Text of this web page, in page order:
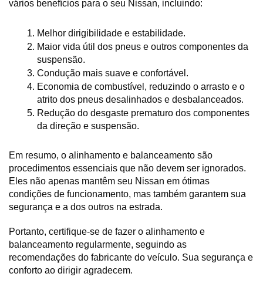
vários benefícios para o seu Nissan, incluindo:
Melhor dirigibilidade e estabilidade.
Maior vida útil dos pneus e outros componentes da
suspensão.
Condução mais suave e confortável.
Economia de combustível, reduzindo o arrasto e o
atrito dos pneus desalinhados e desbalanceados.
Redução do desgaste prematuro dos componentes
da direção e suspensão.
Em resumo, o alinhamento e balanceamento são
procedimentos essenciais que não devem ser ignorados.
Eles não apenas mantêm seu Nissan em ótimas
condições de funcionamento, mas também garantem sua
segurança e a dos outros na estrada.
Portanto, certifique-se de fazer o alinhamento e
balanceamento regularmente, seguindo as
recomendações do fabricante do veículo. Sua segurança e
conforto ao dirigir agradecem.